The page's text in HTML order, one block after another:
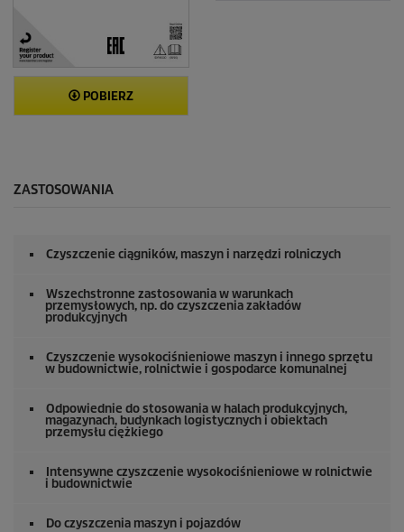
POBIERZ
ZASTOSOWANIA
Czyszczenie ciągników, maszyn i narzędzi rolniczych
Wszechstronne zastosowania w warunkach
przemysłowych, np. do czyszczenia zakładów
produkcyjnych
Czyszczenie wysokociśnieniowe maszyn i innego sprzętu
w budownictwie, rolnictwie i gospodarce komunalnej
Odpowiednie do stosowania w halach produkcyjnych,
magazynach, budynkach logistycznych i obiektach
przemysłu ciężkiego
Intensywne czyszczenie wysokociśnieniowe w rolnictwie
i budownictwie
Do czyszczenia maszyn i pojazdów